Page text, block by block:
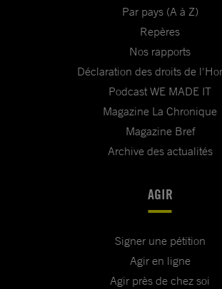
Par pays (A à Z)
Repères
Nos rapports
Déclaration des droits de
Podcast WE MADE IT
Magazine La Chronique
Magazine Bref
Archive des actualités
AGIR
Signer une pétition
Agir en ligne
Agir près de chez soi